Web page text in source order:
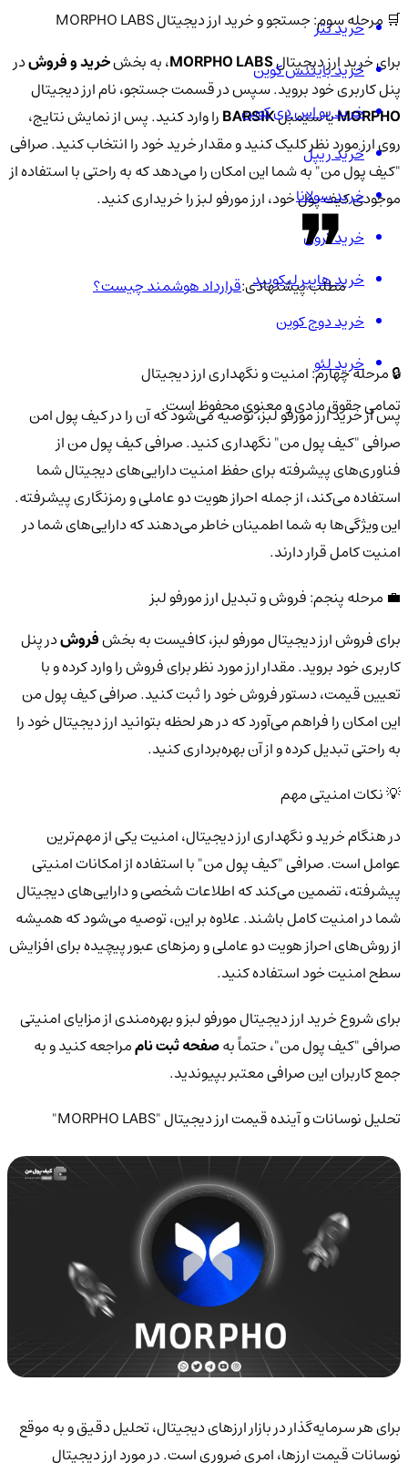
🛒 مرحله سوم: جستجو و خرید ارز دیجیتال MORPHO LABS
برای خرید ارز دیجیتالMORPHO LABS، به بخشخرید و فروشدر
پنل کاربری خود بروید. سپس در قسمت جستجو، نام ارز دیجیتال
MORPHOیا سیمبلBARSIKرا وارد کنید. پس از نمایش نتایج،
روی ارز مورد نظر کلیک کنید و مقدار خرید خود را انتخاب کنید. صرافی
"کیف پول من" به شما این امکان را می‌دهد که به راحتی با استفاده از
موجودی کیف پول خود، ارز مورفو لبز را خریداری کنید.
مطلب پیشنهادی:قرارداد هوشمند چیست؟
🔒 مرحله چهارم: امنیت و نگهداری ارز دیجیتال
پس از خرید ارز مورفو لبز، توصیه می‌شود که آن را در کیف پول امن
صرافی "کیف پول من" نگهداری کنید. صرافی کیف پول من از
فناوری‌های پیشرفته برای حفظ امنیت دارایی‌های دیجیتال شما
استفاده می‌کند، از جمله احراز هویت دو عاملی و رمزنگاری پیشرفته.
این ویژگی‌ها به شما اطمینان خاطر می‌دهند که دارایی‌های شما در
امنیت کامل قرار دارند.
💼 مرحله پنجم: فروش و تبدیل ارز مورفو لبز
برای فروش ارز دیجیتال مورفو لبز، کافیست به بخشفروشدر پنل
کاربری خود بروید. مقدار ارز مورد نظر برای فروش را وارد کرده و با
تعیین قیمت، دستور فروش خود را ثبت کنید. صرافی کیف پول من
این امکان را فراهم می‌آورد که در هر لحظه بتوانید ارز دیجیتال خود را
به راحتی تبدیل کرده و از آن بهره‌برداری کنید.
💡 نکات امنیتی مهم
در هنگام خرید و نگهداری ارز دیجیتال، امنیت یکی از مهم‌ترین
عوامل است. صرافی "کیف پول من" با استفاده از امکانات امنیتی
پیشرفته، تضمین می‌کند که اطلاعات شخصی و دارایی‌های دیجیتال
شما در امنیت کامل باشند. علاوه بر این، توصیه می‌شود که همیشه
از روش‌های احراز هویت دو عاملی و رمزهای عبور پیچیده برای افزایش
سطح امنیت خود استفاده کنید.
برای شروع خرید ارز دیجیتال مورفو لبز و بهره‌مندی از مزایای امنیتی
صرافی "کیف پول من"، حتماً بهصفحه ثبت ناممراجعه کنید و به
جمع کاربران این صرافی معتبر بپیوندید.
تحلیل نوسانات و آینده قیمت ارز دیجیتال "MORPHO LABS"
برای هر سرمایه‌گذار در بازار ارزهای دیجیتال، تحلیل دقیق و به موقع
نوسانات قیمت ارزها، امری ضروری است. در مورد ارز دیجیتال
خرید تتر
خرید بایننس کوین
خرید یو اس دی کوین
خرید ریپل
خرید سولانا
خرید ترون
خرید هایپر لیکویید
خرید دوج کوین
خرید لئو
تمامی حقوق مادی و معنوی محفوظ است.